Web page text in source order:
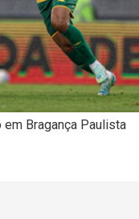
em Bragança Paulista